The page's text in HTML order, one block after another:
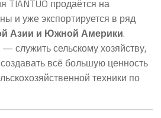
TIANTUO продаётся на
и уже экспортируется в ряд
Азии и Южной Америки.
служить сельскому хозяйству,
всё большую ценность
техники по